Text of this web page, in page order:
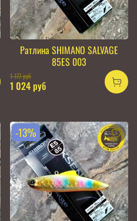
Ратлина SHIMANO SALVAGE
85ES 003
1 177 руб
1 024 руб
-13%